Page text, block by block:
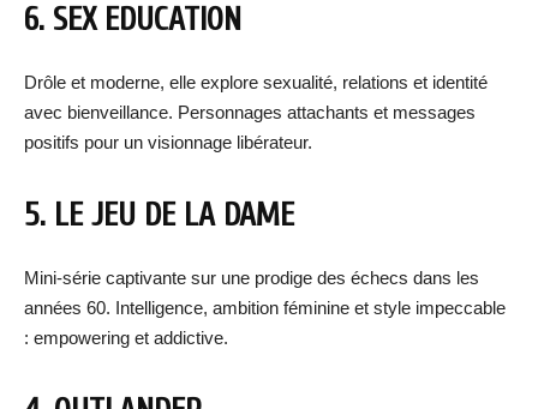
6. SEX EDUCATION
Drôle et moderne, elle explore sexualité, relations et identité
avec bienveillance. Personnages attachants et messages
positifs pour un visionnage libérateur.
5. LE JEU DE LA DAME
Mini-série captivante sur une prodige des échecs dans les
années 60. Intelligence, ambition féminine et style impeccable
: empowering et addictive.